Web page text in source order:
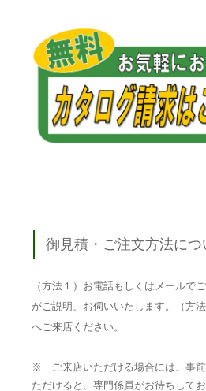
御見積・ご注文方法につ
（方法１）お電話もしくはメールで
がご説明、お伺いいたします。（方
へご来店ください。
※ ご来店いただける場合には、事
ただけると、専門係員がお待ちして